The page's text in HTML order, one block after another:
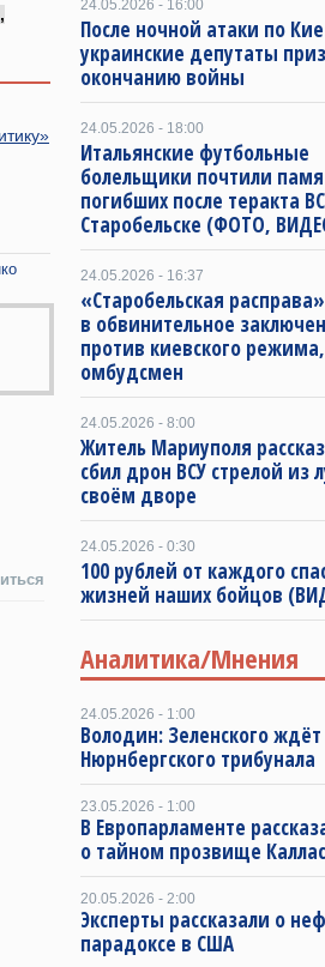
,
24.05.2026 - 16:00
После ночной атаки по
украинские депутаты
окончанию войны
24.05.2026 - 18:00
Итальянские футбольные
болельщики почтили
погибших после теракта
Старобельске (ФОТО,
24.05.2026 - 16:37
«Старобельская
в обвинительное
против киевского
омбудсмен
24.05.2026 - 8:00
Житель Мариуполя
сбил дрон ВСУ стрелой из
своём дворе
24.05.2026 - 0:30
100 рублей от каждого
жизней наших бойцов
Аналитика/Мнения
24.05.2026 - 1:00
Володин: Зеленского
Нюрнбергского трибунала
23.05.2026 - 1:00
В Европарламенте
о тайном прозвище Каллас
20.05.2026 - 2:00
Эксперты рассказали о
парадоксе в США